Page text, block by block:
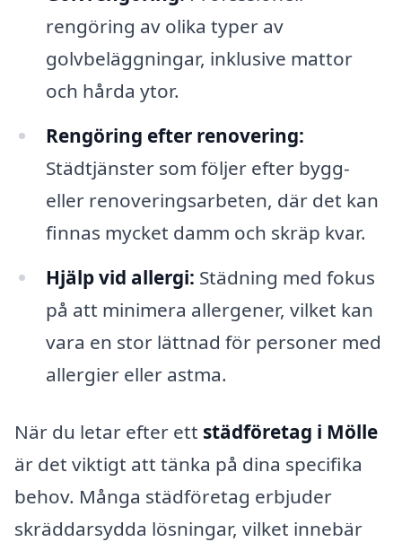
rengöring av olika typer av
golvbeläggningar, inklusive mattor
och hårda ytor.
Rengöring efter renovering:
Städtjänster som följer efter bygg-
eller renoveringsarbeten, där det kan
finnas mycket damm och skräp kvar.
Hjälp vid allergi: Städning med fokus
på att minimera allergener, vilket kan
vara en stor lättnad för personer med
allergier eller astma.
När du letar efter ett städföretag i Mölle
är det viktigt att tänka på dina specifika
behov. Många städföretag erbjuder
skräddarsydda lösningar, vilket innebär